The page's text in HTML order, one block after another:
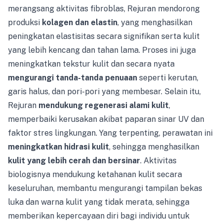
merangsang aktivitas fibroblas, Rejuran mendorong
produksi kolagen dan elastin, yang menghasilkan
peningkatan elastisitas secara signifikan serta kulit
yang lebih kencang dan tahan lama. Proses ini juga
meningkatkan tekstur kulit dan secara nyata
mengurangi tanda-tanda penuaan seperti kerutan,
garis halus, dan pori-pori yang membesar. Selain itu,
Rejuran mendukung regenerasi alami kulit,
memperbaiki kerusakan akibat paparan sinar UV dan
faktor stres lingkungan. Yang terpenting, perawatan ini
meningkatkan hidrasi kulit, sehingga menghasilkan
kulit yang lebih cerah dan bersinar. Aktivitas
biologisnya mendukung ketahanan kulit secara
keseluruhan, membantu mengurangi tampilan bekas
luka dan warna kulit yang tidak merata, sehingga
memberikan kepercayaan diri bagi individu untuk